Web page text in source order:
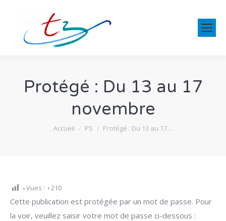
Protégé : Du 13 au 17
novembre
Vous êtes ici :
Accueil PS Protégé : Du 13 au 17…
Vues : 210
Cette publication est protégée par un mot de passe. Pour
la voir, veuillez saisir votre mot de passe ci-dessous :